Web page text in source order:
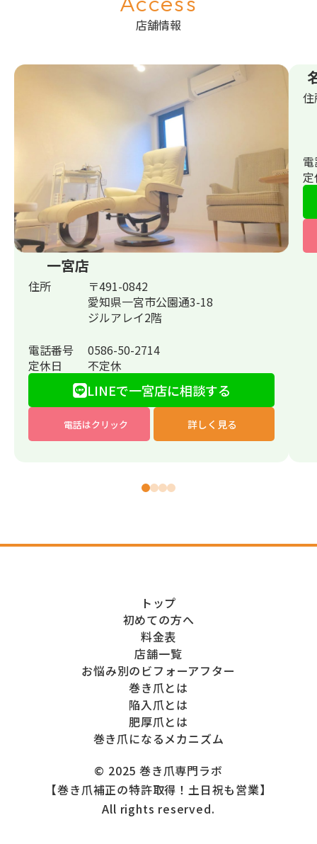
店舗情報
一宮店
住所
〒491-0842
愛知県一宮市公園通3-18
ジルアレイ2階
電話番号
0586-50-2714
定休日
不定休
LINEで一宮店に相談する
電話はクリック 詳しく見る
トップ
初めての方へ
料金表
店舗一覧
お悩み別のビフォーアフター
巻き爪とは
陥入爪とは
肥厚爪とは
巻き爪になるメカニズム
© 2025 巻き爪専門ラボ
【巻き爪補正の特許取得！土日祝も営業】
All rights reserved.